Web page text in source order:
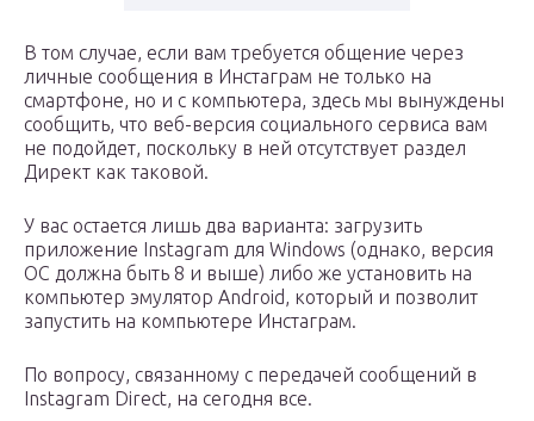
В том случае, если вам требуется общение через
личные сообщения в Инстаграм не только на
смартфоне, но и с компьютера, здесь мы вынуждены
сообщить, что веб-версия социального сервиса вам
не подойдет, поскольку в ней отсутствует раздел
Директ как таковой.
У вас остается лишь два варианта: загрузить
приложение Instagram для Windows (однако, версия
ОС должна быть 8 и выше) либо же установить на
компьютер эмулятор Android, который и позволит
запустить на компьютере Инстаграм.
По вопросу, связанному с передачей сообщений в
Instagram Direct, на сегодня все.